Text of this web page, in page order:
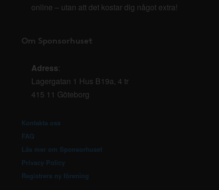
online – utan att det kostar dig något extra!
Om Sponsorhuset
Adress:
Lagergatan 1 Hus B19a, 4 tr
415 11 Göteborg
Kontakta oss
FAQ
Läs mer om Sponsorhuset
Privacy Policy
Registrera ny förening